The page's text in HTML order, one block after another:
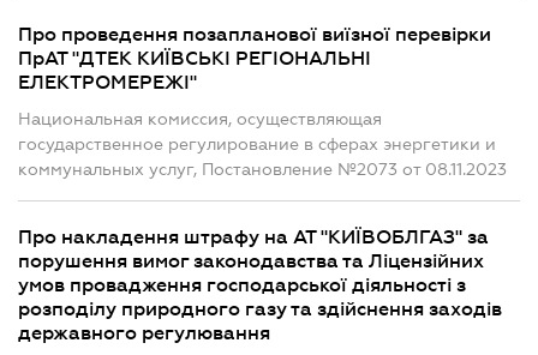
Про проведення позапланової виїзної перевірки
ПрАТ "ДТЕК КИЇВСЬКІ РЕГІОНАЛЬНІ
ЕЛЕКТРОМЕРЕЖІ"
Национальная комиссия, осуществляющая
государственное регулирование в сферах энергетики и
коммунальных услуг, Постановление №2073 от 08.11.2023
Про накладення штрафу на АТ "КИЇВОБЛГАЗ" за
порушення вимог законодавства та Ліцензійних
умов провадження господарської діяльності з
розподілу природного газу та здійснення заходів
державного регулювання